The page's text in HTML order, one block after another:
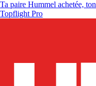
Ta paire Hummel achetée, ton
Topflight Pro